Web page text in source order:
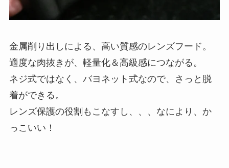
金属削り出しによる、高い質感のレンズフード。
適度な肉抜きが、軽量化＆高級感につながる。
ネジ式ではなく、バヨネット式なので、さっと脱
着ができる。
レンズ保護の役割もこなすし、、、なにより、か
っこいい！